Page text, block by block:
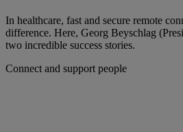
In healthcare, fast and secure remote
difference. Here, Georg Beyschlag
two incredible success stories.
Connect and support people